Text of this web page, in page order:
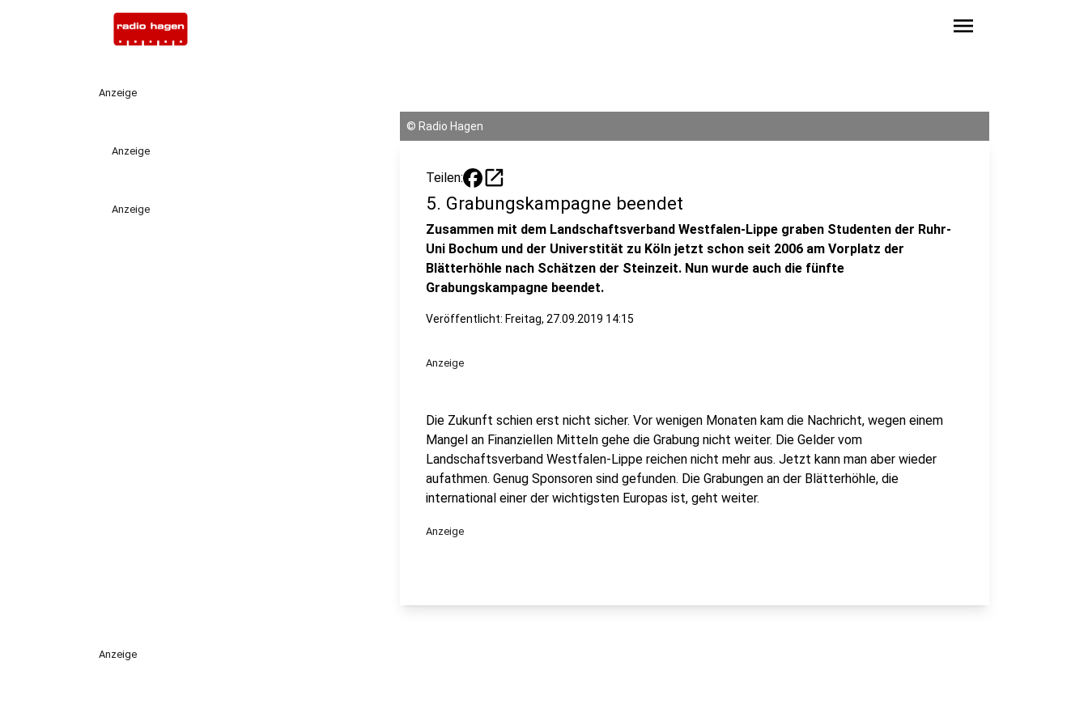
menu
Anzeige
Anzeige
Anzeige
© Radio Hagen
Teilen: open_in_new
5. Grabungskampagne beendet
Zusammen mit dem Landschaftsverband Westfalen-Lippe graben Studenten der Ruhr-
Uni Bochum und der Universtität zu Köln jetzt schon seit 2006 am Vorplatz der
Blätterhöhle nach Schätzen der Steinzeit. Nun wurde auch die fünfte
Grabungskampagne beendet.
Veröffentlicht: Freitag, 27.09.2019 14:15
Anzeige
Die Zukunft schien erst nicht sicher. Vor wenigen Monaten kam die Nachricht, wegen einem
Mangel an Finanziellen Mitteln gehe die Grabung nicht weiter. Die Gelder vom
Landschaftsverband Westfalen-Lippe reichen nicht mehr aus. Jetzt kann man aber wieder
aufathmen. Genug Sponsoren sind gefunden. Die Grabungen an der Blätterhöhle, die
international einer der wichtigsten Europas ist, geht weiter.
Anzeige
Anzeige